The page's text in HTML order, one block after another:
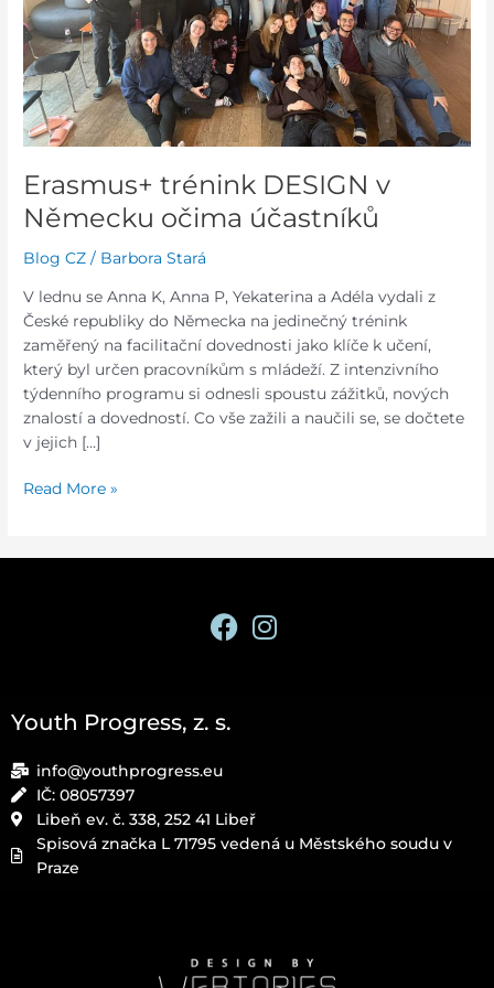
Erasmus+ trénink DESIGN v
Německu očima účastníků
Blog CZ / Barbora Stará
V lednu se Anna K, Anna P, Yekaterina a Adéla vydali z
České republiky do Německa na jedinečný trénink
zaměřený na facilitační dovednosti jako klíče k učení,
který byl určen pracovníkům s mládeží. Z intenzivního
týdenního programu si odnesli spoustu zážitků, nových
znalostí a dovedností. Co vše zažili a naučili se, se dočtete
v jejich […]
Read More »
Youth Progress, z. s.
info@youthprogress.eu
IČ: 08057397​
Libeň ev. č. 338, 252 41 Libeř​
Spisová značka L 71795 vedená u Městského soudu v
Praze​